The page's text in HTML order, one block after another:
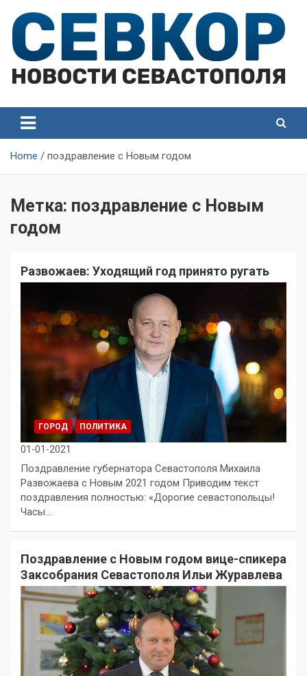
content
Севастополя
Севастополя
Home поздравление с Новым годом
Метка: поздравление с Новым
годом
Развожаев: Уходящий год принято ругать
ГОРОД ПОЛИТИКА
01-01-2021
Поздравление губернатора Севастополя Михаила
Развожаева с Новым 2021 годом Приводим текст
поздравления полностью: «Дорогие севастопольцы!
Часы…
Поздравление с Новым годом вице-спикера
Заксобрания Севастополя Ильи Журавлева